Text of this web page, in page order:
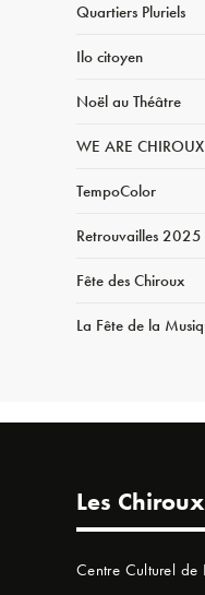
Quartiers Pluriels
Ilo citoyen
Noël au Théâtre
WE ARE CHIROUX
TempoColor
Retrouvailles 2025
Fête des Chiroux
La Fête de la
Les Chiroux
Centre Culturel de